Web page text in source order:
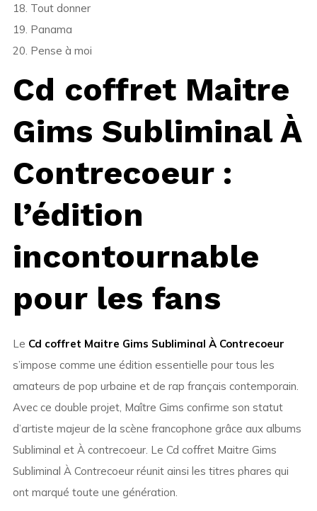
18. Tout donner
19. Panama
20. Pense à moi
Cd coffret Maitre
Gims Subliminal À
Contrecoeur :
l’édition
incontournable
pour les fans
Le Cd coffret Maitre Gims Subliminal À Contrecoeur
s’impose comme une édition essentielle pour tous les
amateurs de pop urbaine et de rap français contemporain.
Avec ce double projet, Maître Gims confirme son statut
d’artiste majeur de la scène francophone grâce aux albums
Subliminal et À contrecoeur. Le Cd coffret Maitre Gims
Subliminal À Contrecoeur réunit ainsi les titres phares qui
ont marqué toute une génération.